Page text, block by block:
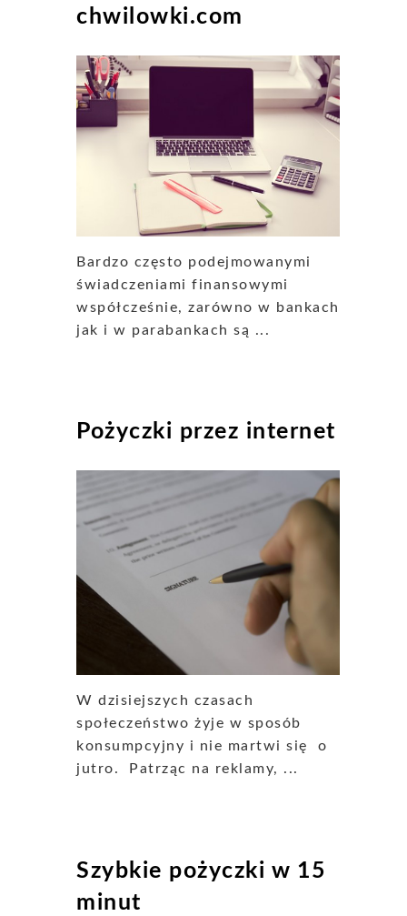
chwilowki.com
Bardzo często podejmowanymi
świadczeniami finansowymi
współcześnie, zarówno w bankach
jak i w parabankach są ...
Pożyczki przez internet
W dzisiejszych czasach
społeczeństwo żyje w sposób
konsumpcyjny i nie martwi się o
jutro. Patrząc na reklamy, ...
Szybkie pożyczki w 15
minut